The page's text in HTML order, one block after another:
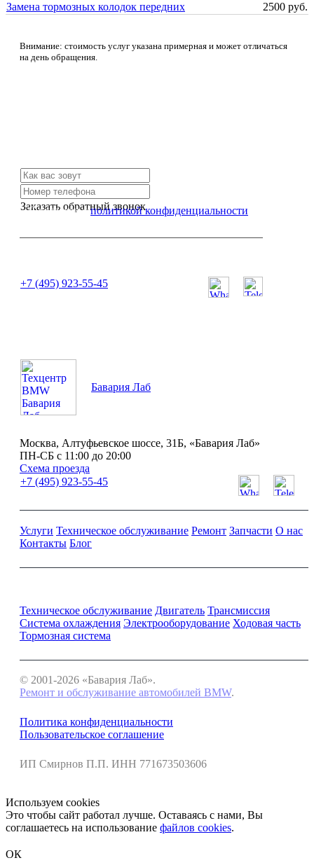
Замена тормозных колодок передних
2500 руб.
Внимание: стоимость услуг указана примерная и может отличаться
на день обращения.
Заказать обратный звонок
Я согласен сполитикой конфиденциальности
+7 (495) 923-55-45
Бавария Лаб
Москва, Алтуфьевское шоссе, 31Б, «Бавария Лаб»
ПН-СБ с 11:00 до 20:00
Схема проезда
+7 (495) 923-55-45
Услуги Техническое обслуживание Ремонт Запчасти О нас
Контакты Блог
Техническое обслуживание Двигатель Трансмиссия
Система охлаждения Электрооборудование Ходовая часть
Тормозная система
© 2001-2026 «Бавария Лаб».
Ремонт и обслуживание автомобилей BMW.
Политика конфиденциальности
Пользовательское соглашение
ИП Смирнов П.П. ИНН 771673503606
Используем cookies
Это чтобы сайт работал лучше. Оставаясь с нами, Вы
соглашаетесь на использование файлов cookies.
ОК